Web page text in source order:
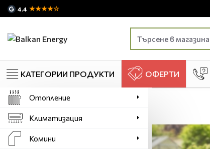
4.4 ★★★★☆
КАТЕГОРИИ ПРОДУКТИ
Отопление
Климатизация
Комини
ОФЕРТИ